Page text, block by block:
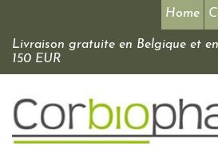
Home
Livraison gratuite en Belgique et
150 EUR